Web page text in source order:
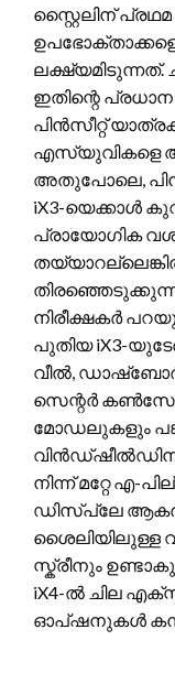
സ്റ്റൈലിന്
ഇതിന്റെ
പിൻസീറ്റ്
എസ്‌യുവികളെ
അതുപോലെ,
iX3-യെക്കാൾ
പ്രായോഗിക
നിരീക്ഷകർ
പുതിയ iX3-
വീൽ,
സെന്റർ
മോഡലുകളും
വിൻഡ്‌ഷീൽഡിന്
നിന്ന് മറ്റേ എ-
ഡിസ്‌പ്ലേ
ശൈലിയിലുള്ള
സ്ക്രീനും
iX4-ൽ ചില
ഓപ്ഷനുകൾ